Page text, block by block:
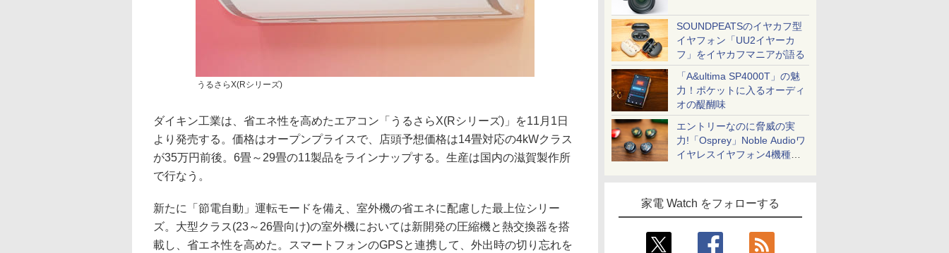
SOUNDPEATSのイヤカフ型
イヤフォン「UU2イヤーカ
フ」をイヤカフマニアが語る
「A&ultima SP4000T」の魅
力！ポケットに入るオーディ
オの醍醐味
エントリーなのに脅威の実
力!「Osprey」Noble Audioワ
イヤレスイヤフォン4機種を
家電 Watch をフォローする
うるさらX(Rシリーズ)
ダイキン工業は、省エネ性を高めたエアコン「うるさらX(Rシリーズ)」を11月1日
より発売する。価格はオープンプライスで、店頭予想価格は14畳対応の4kWクラス
が35万円前後。6畳～29畳の11製品をラインナップする。生産は国内の滋賀製作所
で行なう。
新たに「節電自動」運転モードを備え、室外機の省エネに配慮した最上位シリー
ズ。大型クラス(23～26畳向け)の室外機においては新開発の圧縮機と熱交換器を搭
載し、省エネ性を高めた。スマートフォンのGPSと連携して、外出時の切り忘れを